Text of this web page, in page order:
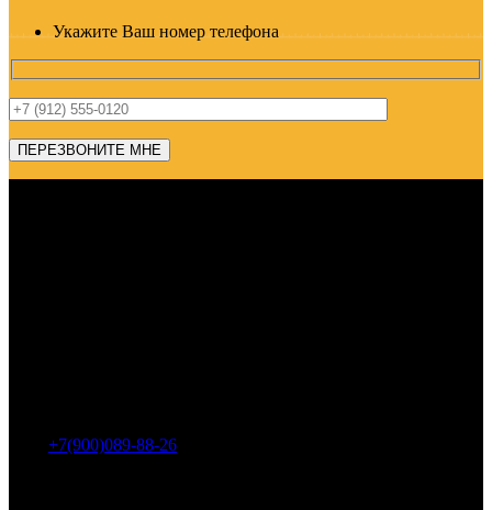
Укажите Ваш номер телефона
+7(900)089-88-26